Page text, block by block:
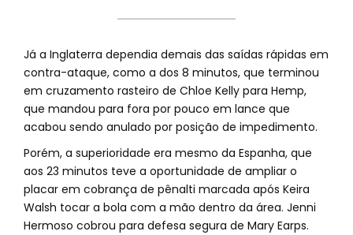
Já a Inglaterra dependia demais das saídas rápidas em
contra-ataque, como a dos 8 minutos, que terminou
em cruzamento rasteiro de Chloe Kelly para Hemp,
que mandou para fora por pouco em lance que
acabou sendo anulado por posição de impedimento.
Porém, a superioridade era mesmo da Espanha, que
aos 23 minutos teve a oportunidade de ampliar o
placar em cobrança de pênalti marcada após Keira
Walsh tocar a bola com a mão dentro da área. Jenni
Hermoso cobrou para defesa segura de Mary Earps.